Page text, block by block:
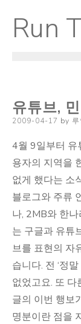
Run
유튜브,
Posted
2009-04-17 by
4월 9일부터 유
용자의 지역을
없게 했다는 소
블로그와 주류
나, 2MB와 한
는 구글과 유튜
브를 표현의 자
습니다. 전 ‘정
없었고요. 또
글의 이번 행보
명분이란 점을